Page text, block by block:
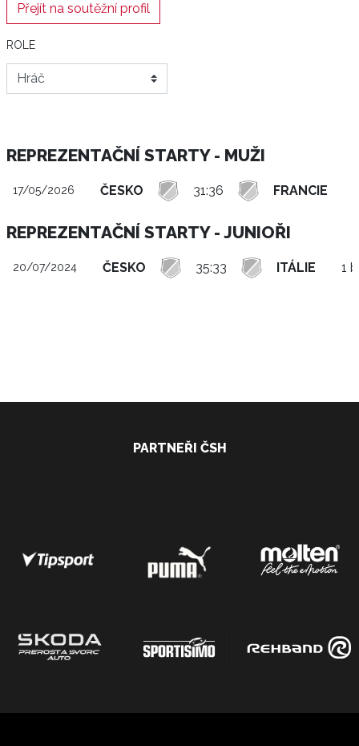
Přejít na soutěžní profil
ROLE
REPREZENTAČNÍ STARTY - MUŽI
17/05/2026 ČESKO 31:36 FRANCIE
REPREZENTAČNÍ STARTY - JUNIOŘI
20/07/2024 ČESKO 35:33 ITÁLIE 1
PARTNEŘI ČSH